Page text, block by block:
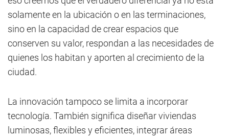
solamente en la ubicación o en las terminaciones,
sino en la capacidad de crear espacios que
conserven su valor, respondan a las necesidades de
quienes los habitan y aporten al crecimiento de la
ciudad.
La innovación tampoco se limita a incorporar
tecnología. También significa diseñar viviendas
luminosas, flexibles y eficientes, integrar áreas